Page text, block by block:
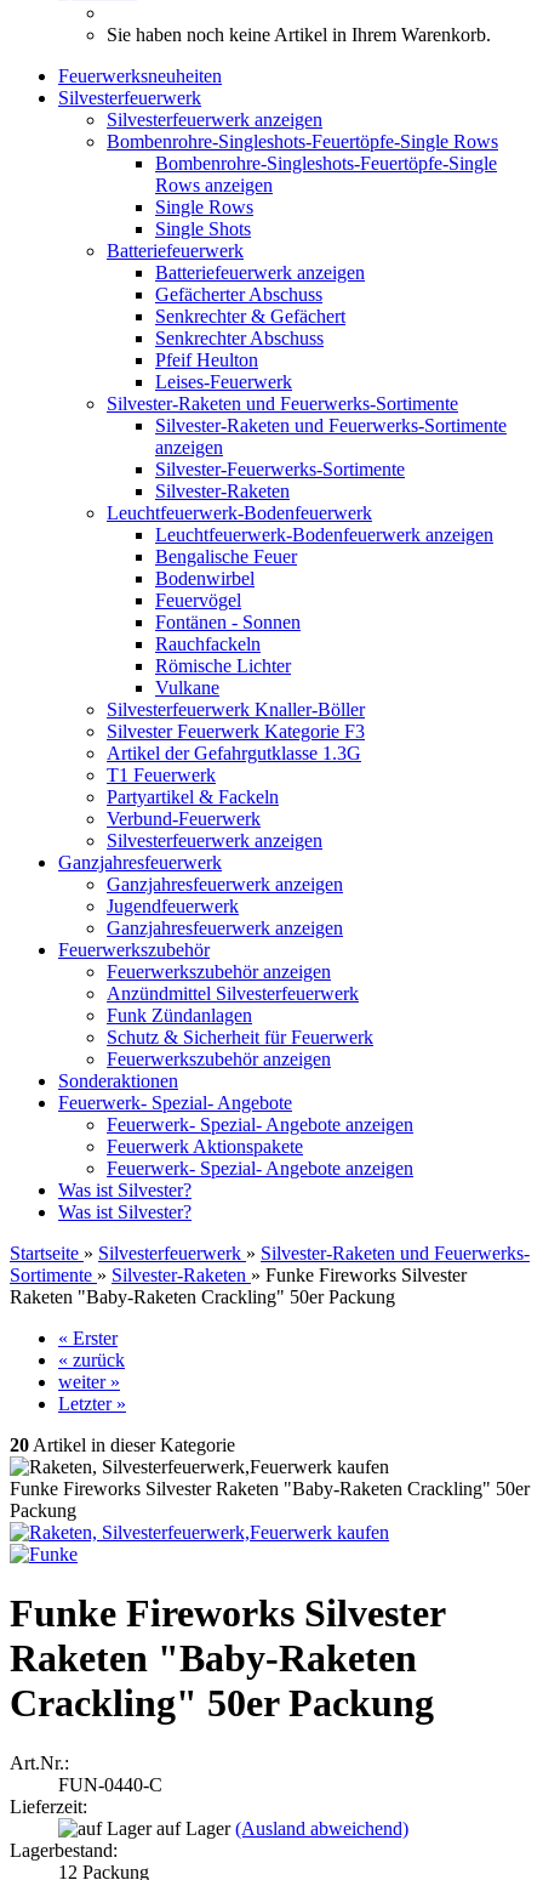
Sie haben noch keine Artikel in Ihrem Warenkorb.
Feuerwerksneuheiten
Silvesterfeuerwerk
Silvesterfeuerwerk anzeigen
Bombenrohre-Singleshots-Feuertöpfe-Single Rows
Bombenrohre-Singleshots-Feuertöpfe-Single
Rows anzeigen
Single Rows
Single Shots
Batteriefeuerwerk
Batteriefeuerwerk anzeigen
Gefächerter Abschuss
Senkrechter & Gefächert
Senkrechter Abschuss
Pfeif Heulton
Leises-Feuerwerk
Silvester-Raketen und Feuerwerks-Sortimente
Silvester-Raketen und Feuerwerks-Sortimente
anzeigen
Silvester-Feuerwerks-Sortimente
Silvester-Raketen
Leuchtfeuerwerk-Bodenfeuerwerk
Leuchtfeuerwerk-Bodenfeuerwerk anzeigen
Bengalische Feuer
Bodenwirbel
Feuervögel
Fontänen - Sonnen
Rauchfackeln
Römische Lichter
Vulkane
Silvesterfeuerwerk Knaller-Böller
Silvester Feuerwerk Kategorie F3
Artikel der Gefahrgutklasse 1.3G
T1 Feuerwerk
Partyartikel & Fackeln
Verbund-Feuerwerk
Silvesterfeuerwerk anzeigen
Ganzjahresfeuerwerk
Ganzjahresfeuerwerk anzeigen
Jugendfeuerwerk
Ganzjahresfeuerwerk anzeigen
Feuerwerkszubehör
Feuerwerkszubehör anzeigen
Anzündmittel Silvesterfeuerwerk
Funk Zündanlagen
Schutz & Sicherheit für Feuerwerk
Feuerwerkszubehör anzeigen
Sonderaktionen
Feuerwerk- Spezial- Angebote
Feuerwerk- Spezial- Angebote anzeigen
Feuerwerk Aktionspakete
Feuerwerk- Spezial- Angebote anzeigen
Was ist Silvester?
Was ist Silvester?
Startseite » Silvesterfeuerwerk » Silvester-Raketen und Feuerwerks-
Sortimente » Silvester-Raketen » Funke Fireworks Silvester
Raketen "Baby-Raketen Crackling" 50er Packung
« Erster
« zurück
weiter »
Letzter »
20 Artikel in dieser Kategorie
Funke Fireworks Silvester Raketen "Baby-Raketen Crackling" 50er
Packung
Funke Fireworks Silvester
Raketen "Baby-Raketen
Crackling" 50er Packung
Art.Nr.:
FUN-0440-C
Lieferzeit:
auf Lager(Ausland abweichend)
Lagerbestand:
12 Packung